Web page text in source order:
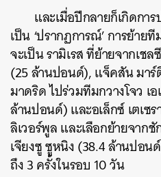
และเมื่อปีกลายก็เกิดกา
เป็น ‘ปรากฏการณ์’ การย้าย
จะเป็น รามิเรส ที่ย้ายจากเช
(25 ล้านปอนด์), แจ็คสัน มาร์
มาดริด ไปร่วมทีมกวางโจว เอ
ล้านปอนด์) และอเล็กซ์ เตเซร
ลิเวอร์พูล และเลือกย้ายจาก
เจียงซู ซูหนิง (38.4 ล้านปอ
ถึง 3 ครั้งในรอบ 10 วัน